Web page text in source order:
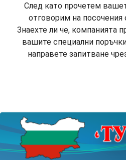
След като прочетем
отговорим на посочения
Знаехте ли че, компанията
вашите специални
направете запитване